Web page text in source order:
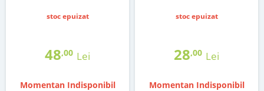
stoc epuizat
48,00 Lei
Momentan Indisponibil
stoc epuizat
28,00 Lei
Momentan Indisponibil